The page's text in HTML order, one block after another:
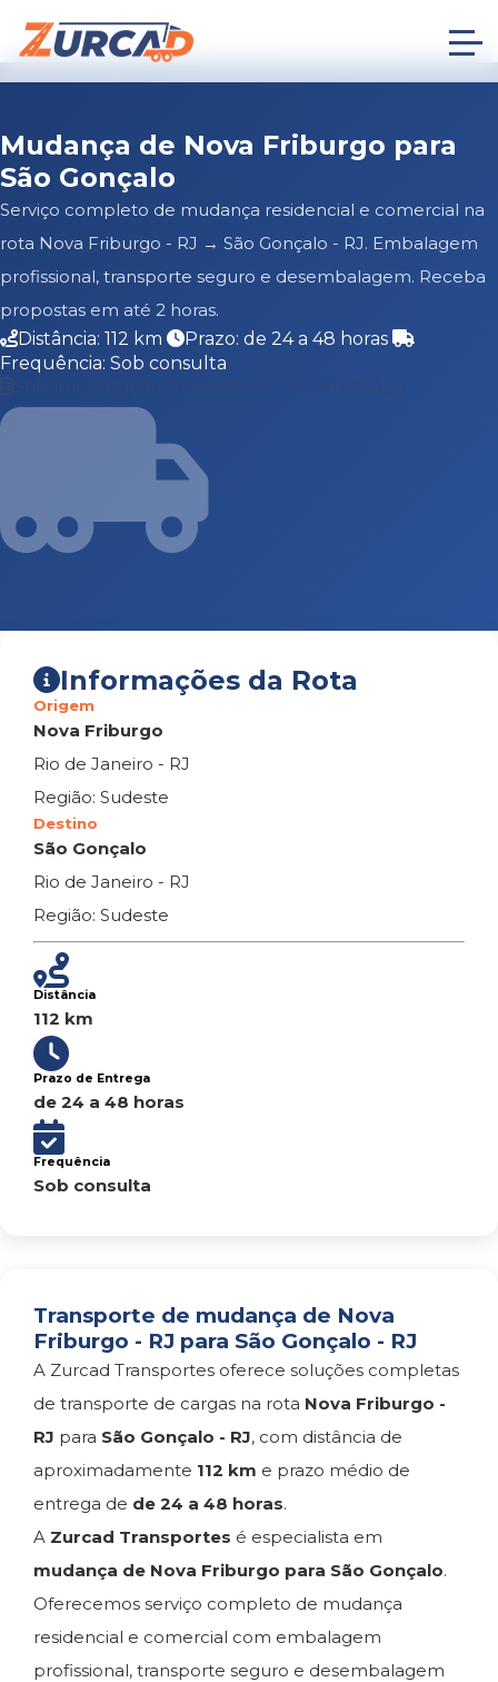
Mudança de Nova Friburgo para
São Gonçalo
Serviço completo de mudança residencial e comercial na
rota Nova Friburgo - RJ → São Gonçalo - RJ. Embalagem
profissional, transporte seguro e desembalagem. Receba
propostas em até 2 horas.
Distância: 112 km
Prazo: de 24 a 48 horas
Frequência: Sob consulta
Falar no WhatsApp
Informações da Rota
Origem
Nova Friburgo
Rio de Janeiro - RJ
Região: Sudeste
Destino
São Gonçalo
Rio de Janeiro - RJ
Região: Sudeste
Distância
112 km
Prazo de Entrega
de 24 a 48 horas
Frequência
Sob consulta
Transporte de mudança de Nova
Friburgo - RJ para São Gonçalo - RJ
A Zurcad Transportes oferece soluções completas
de transporte de cargas na rota Nova Friburgo -
RJ para São Gonçalo - RJ, com distância de
aproximadamente 112 km e prazo médio de
entrega de de 24 a 48 horas.
A Zurcad Transportes é especialista em
mudança de Nova Friburgo para São Gonçalo.
Oferecemos serviço completo de mudança
residencial e comercial com embalagem
profissional, transporte seguro e desembalagem